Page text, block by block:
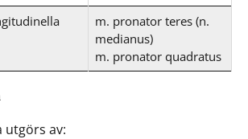
m. pronator teres (n.
medianus)
m. pronator quadratus
utgörs av: